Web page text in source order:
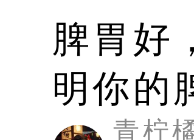
参考文
[1]许金云.
脾胃好
明你的
青柠